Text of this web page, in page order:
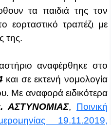
τα παιδιά της τον
εορταστικό τραπέζι με
της.
αναφέρθηκε στο
και σε εκτενή νομολογία
Με αναφορά ειδικότερα
. ΑΣΤΥΝΟΜΙΑΣ, Ποινική
19.11.2019,